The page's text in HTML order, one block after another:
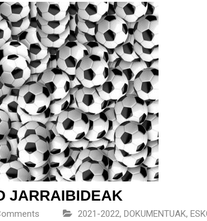
JARRAIBIDEAK
2021-2022, DOKUMENTUAK,